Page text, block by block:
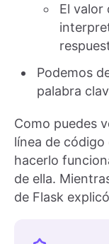
El valor
Podemos
palabra
Como puedes
línea de
hacerlo
de ella.
de Flask